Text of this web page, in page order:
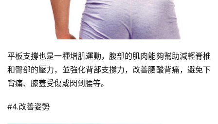
瑜
伽
健
平板支撐也是一種增肌運動，腹部的肌肉能夠幫助減輕脊椎
和臀部的壓力，並強化背部支撐力，改善腰酸背痛，避免下
背痛、膝蓋受傷或閃到腰等。
#4.改善姿勢